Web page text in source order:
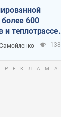
600
и теплотрассе:
на
в Киеве
138